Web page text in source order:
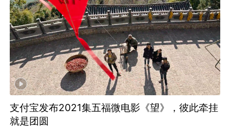
支付宝发布2021集五福微电影《望》，彼此牵挂
就是团圆